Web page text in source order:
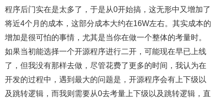
程序后门实在是太多了，于是从0开始搞，这无形中又增加了
将近4个月的成本，这部分成本大约在16W左右。其实成本的
增加是很可怕的事情，尤其是当你在做一个整体的考量时。
如果当初能选择一个开源程序进行二开，可能现在早已上线
了，但我没有那样去做，尽管花费了更多的时间，我认为在
开发的过程中，遇到最大的问题是，开源程序会有上下级以
及跳转逻辑，而我则需要从0去考量上下级以及跳转逻辑，直